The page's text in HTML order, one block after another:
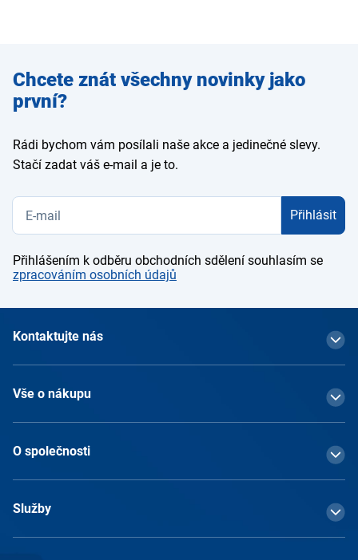
Zadejte
e-mail
Chcete znát všechny novinky jako
první?
Rádi bychom vám posílali naše akce a jedinečné slevy.
Stačí zadat váš e-mail a je to.
Přihlásit
Přihlášením k odběru obchodních sdělení souhlasím se
zpracováním osobních údajů
Kontaktujte nás
Vše o nákupu
O společnosti
Služby